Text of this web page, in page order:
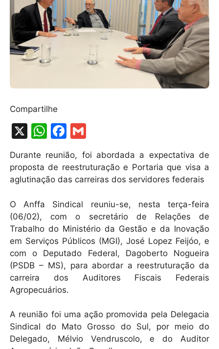
Compartilhe
X
W
at
s
p
p
F
a
c
e
o
o
k
m
ai
l
Durante reunião, foi abordada a expectativa de
proposta de reestruturação e Portaria que visa a
aglutinação das carreiras dos servidores federais
O Anffa Sindical reuniu-se, nesta terça-feira
(06/02), com o secretário de Relações de
Trabalho do Ministério da Gestão e da Inovação
em Serviços Públicos (MGI), José Lopez Feijóo, e
com o Deputado Federal, Dagoberto Nogueira
(PSDB – MS), para abordar a reestruturação da
carreira dos Auditores Fiscais Federais
Agropecuários.
A reunião foi uma ação promovida pela Delegacia
Sindical do Mato Grosso do Sul, por meio do
Delegado, Mélvio Vendruscolo, e do Auditor